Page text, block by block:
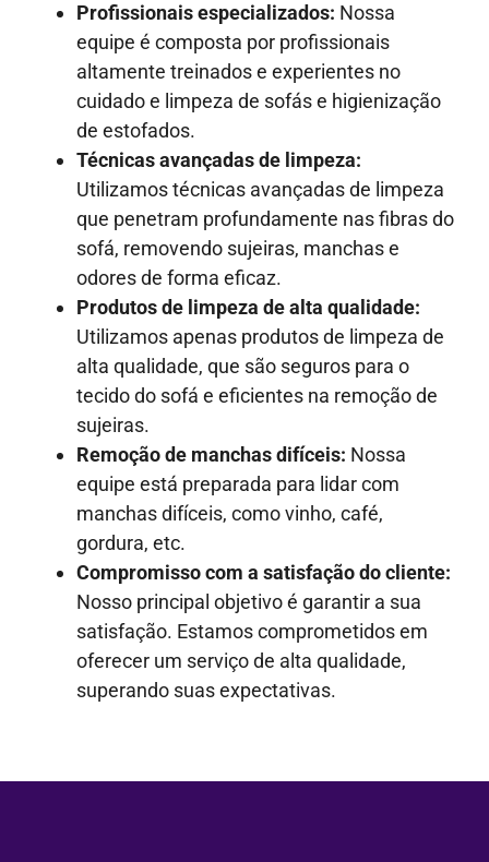
Profissionais especializados: Nossa
equipe é composta por profissionais
altamente treinados e experientes no
cuidado e limpeza de sofás e higienização
de estofados.
Técnicas avançadas de limpeza:
Utilizamos técnicas avançadas de limpeza
que penetram profundamente nas fibras do
sofá, removendo sujeiras, manchas e
odores de forma eficaz.
Produtos de limpeza de alta qualidade:
Utilizamos apenas produtos de limpeza de
alta qualidade, que são seguros para o
tecido do sofá e eficientes na remoção de
sujeiras.
Remoção de manchas difíceis: Nossa
equipe está preparada para lidar com
manchas difíceis, como vinho, café,
gordura, etc.
Compromisso com a satisfação do cliente:
Nosso principal objetivo é garantir a sua
satisfação. Estamos comprometidos em
oferecer um serviço de alta qualidade,
superando suas expectativas.